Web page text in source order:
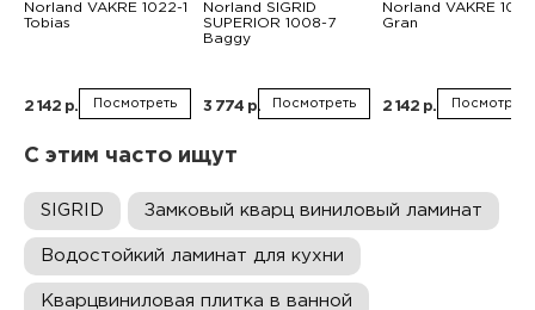
Norland VAKRE 1022-1
Tobias
2 142 р. Посмотреть
Norland SIGRID
SUPERIOR 1008-7
Baggy
3 774 р. Посмотреть
Norland VAKRE
Gran
2 142 р. Посмотреть
С этим часто ищут
SIGRID Замковый кварц виниловый ламинат
Водостойкий ламинат для кухни
Кварцвиниловая плитка в ванной